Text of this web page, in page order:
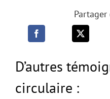
D’autres
circulaire :